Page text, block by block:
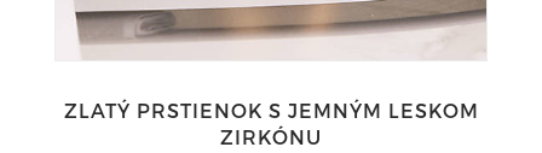
ZLATÝ PRSTIENOK S JEMNÝM LESKOM
ZIRKÓNU